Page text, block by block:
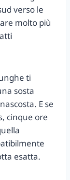
verso le
molto più
ti
sosta
E se
cinque ore
esatta.